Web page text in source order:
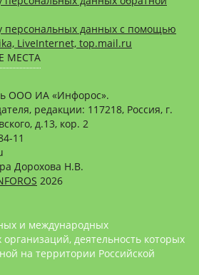
персональных данных с помощью
LiveInternet, top.mail.ru
МЕСТА
ООО ИА «Инфорос».
редакции: 117218, Россия, г.
д.13, кор. 2
11
Дорохова Н.В.
2026
и международных
деятельность которых
на территории Российской